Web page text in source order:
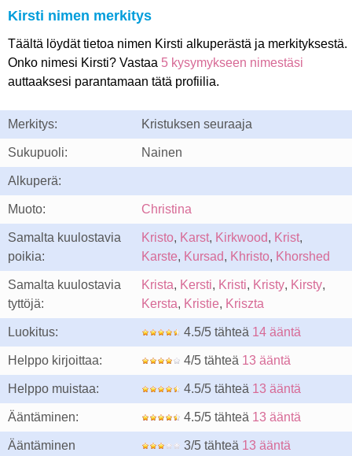
Kirsti nimen merkitys
Täältä löydät tietoa nimen Kirsti alkuperästä ja merkityksestä.
Onko nimesi Kirsti? Vastaa 5 kysymykseen nimestäsi
auttaaksesi parantamaan tätä profiilia.
Merkitys: Kristuksen seuraaja
Sukupuoli: Nainen
Alkuperä:
Muoto: Christina
Samalta kuulostavia
poikia:
Kristo, Karst, Kirkwood, Krist,
Karste, Kursad, Khristo, Khorshed
Samalta kuulostavia
tyttöjä:
Krista, Kersti, Kristi, Kristy, Kirsty,
Kersta, Kristie, Kriszta
Luokitus: 4.5/5 tähteä 14 ääntä
Helppo kirjoittaa: 4/5 tähteä 13 ääntä
Helppo muistaa: 4.5/5 tähteä 13 ääntä
Ääntäminen: 4.5/5 tähteä 13 ääntä
Ääntäminen
3/5 tähteä 13 ääntä